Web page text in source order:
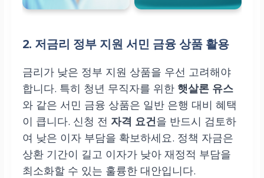
2. 저금리 정부 지원 서민 금융 상품 활용
금리가 낮은 정부 지원 상품을 우선 고려해야
합니다. 특히 청년 무직자를 위한 햇살론 유스
와 같은 서민 금융 상품은 일반 은행 대비 혜택
이 큽니다. 신청 전 자격 요건을 반드시 검토하
여 낮은 이자 부담을 확보하세요. 정책 자금은
상환 기간이 길고 이자가 낮아 재정적 부담을
최소화할 수 있는 훌륭한 대안입니다.